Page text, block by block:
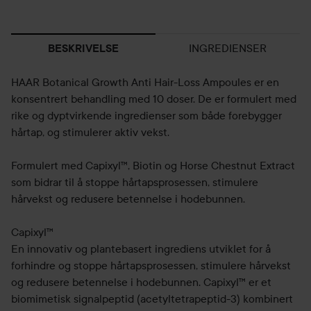
BESKRIVELSE INGREDIENSER
HAAR Botanical Growth Anti Hair-Loss Ampoules er en
konsentrert behandling med 10 doser. De er formulert med
rike og dyptvirkende ingredienser som både forebygger
hårtap, og stimulerer aktiv vekst.
Formulert med Capixyl™, Biotin og Horse Chestnut Extract
som bidrar til å stoppe hårtapsprosessen, stimulere
hårvekst og redusere betennelse i hodebunnen.
Capixyl™
En innovativ og plantebasert ingrediens utviklet for å
forhindre og stoppe hårtapsprosessen, stimulere hårvekst
og redusere betennelse i hodebunnen. Capixyl™ er et
biomimetisk signalpeptid (acetyltetrapeptid-3) kombinert